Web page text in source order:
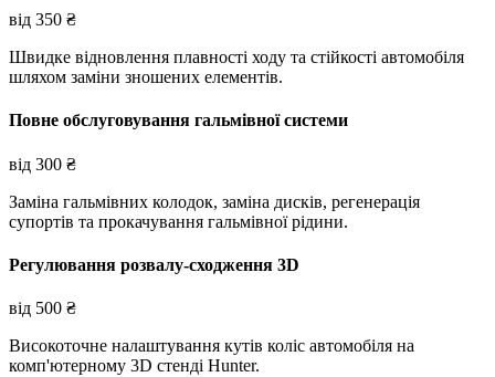
від 350 ₴
Швидке відновлення плавності ходу та стійкості автомобіля
шляхом заміни зношених елементів.
Повне обслуговування гальмівної системи
від 300 ₴
Заміна гальмівних колодок, заміна дисків, регенерація
супортів та прокачування гальмівної рідини.
Регулювання розвалу-сходження 3D
від 500 ₴
Високоточне налаштування кутів коліс автомобіля на
комп'ютерному 3D стенді Hunter.